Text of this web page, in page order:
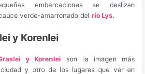
embarcaciones se deslizan
verde-amarronado delrío Lys.
y Korenlei
y Korenlei son la imagen más
y otro de los lugares que ver en